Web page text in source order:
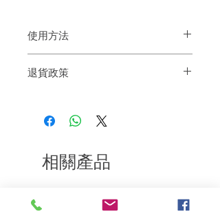
使用方法
將精華液按摩至頭皮，指尖按摩幾分鐘，
退貨政策
到我們的產品後的前7天內通過電子郵件
相關產品
深層修復